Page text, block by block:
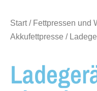
Start/ Fettpressen und
Akkufettpresse /